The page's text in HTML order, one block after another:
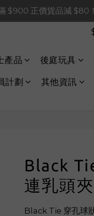
$900 正價貨品減
$900 正價貨品減
$400 正價貨品減 $20
8 月 9 日（日）凌晨
$900 正價貨品減
產品 後庭玩具
計劃 其他資訊
Black
連乳頭夾
Black Tie 穿孔球